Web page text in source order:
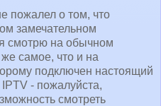
пожалел о том, что
замечательном
смотрю на обычном
самое, что и на
подключен настоящий
- пожалуйста,
смотреть